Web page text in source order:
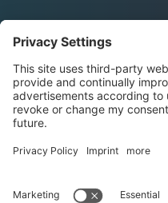
Über das Institut
Boris Grundl
Das Team